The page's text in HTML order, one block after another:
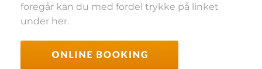
foregår kan du med fordel trykke på linket
under her.